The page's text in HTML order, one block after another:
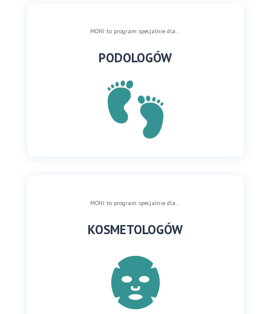
MONI to program specjalnie dla…
PODOLOGÓW
MONI to program specjalnie dla…
KOSMETOLOGÓW